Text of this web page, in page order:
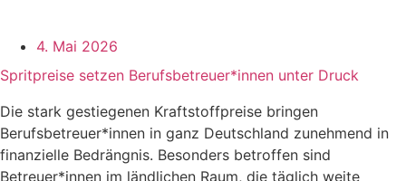
4. Mai 2026
Spritpreise setzen Berufsbetreuer*innen unter Druck
Die stark gestiegenen Kraftstoffpreise bringen
Berufsbetreuer*innen in ganz Deutschland zunehmend in
finanzielle Bedrängnis. Besonders betroffen sind
Betreuer*innen im ländlichen Raum, die täglich weite